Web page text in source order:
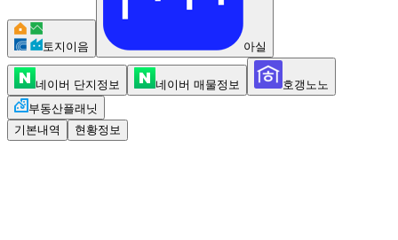
토지이음 아실
네이버 단지정보 네이버 매물정보
호갱노노
부동산플래닛
기본내역
현황정보